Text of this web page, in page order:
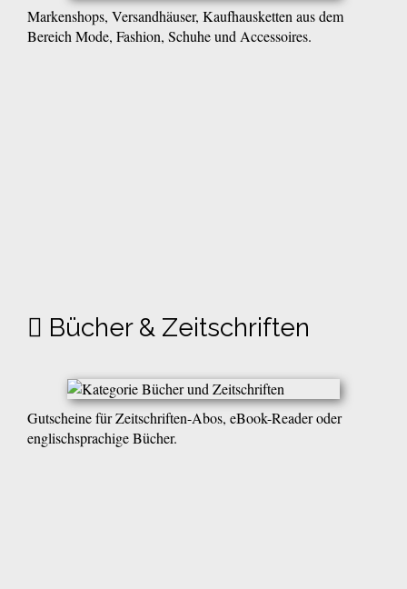
Markenshops, Versandhäuser, Kaufhausketten aus dem
Bereich Mode, Fashion, Schuhe und Accessoires.
Bücher & Zeitschriften
Gutscheine für Zeitschriften-Abos, eBook-Reader oder
englischsprachige Bücher.